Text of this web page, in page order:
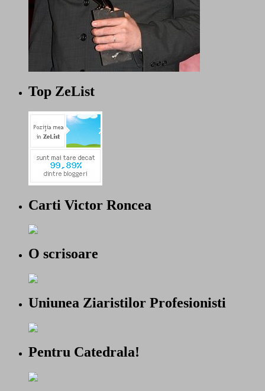
Top ZeList
Carti Victor Roncea
O scrisoare
Uniunea Ziaristilor Profesionisti
Pentru Catedrala!